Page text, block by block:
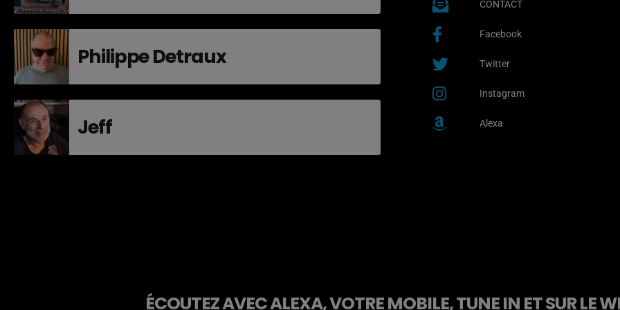
Philippe Detraux
Jeff
CONTACT
Facebook
Twitter
Instagram
Alexa
ÉCOUTEZ AVEC ALEXA, VOTRE MOBILE, TUNE IN ET SUR LE